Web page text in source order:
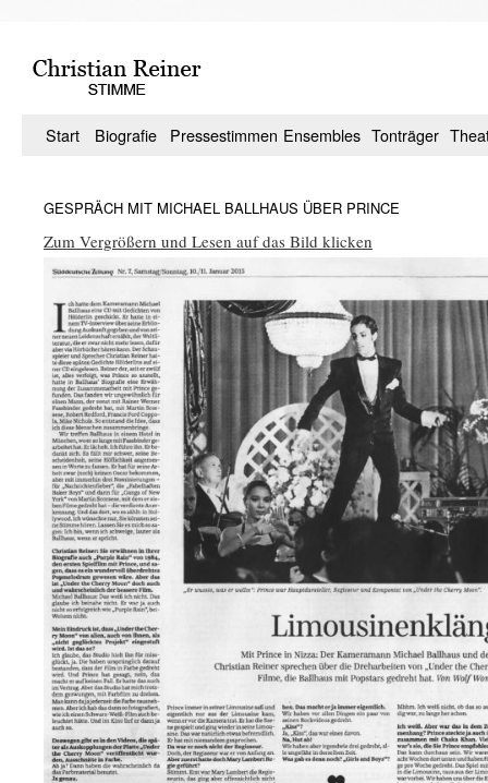
springen
Start Biografie Pressestimmen Ensembles Tonträger
GESPRÄCH MIT MICHAEL BALLHAUS ÜBER PRINCE
Zum Vergrößern und Lesen auf das Bild klicken